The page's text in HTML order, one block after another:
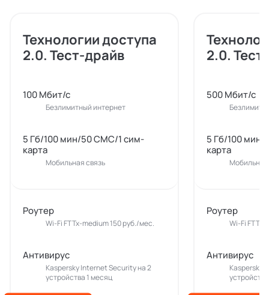
Технологии доступа
2.0. Тест-драйв
100 Мбит/с
Безлимитный интернет
5 Гб/100 мин/50 СМС/1 сим-
карта
Мобильная связь
Роутер
Wi-Fi FTTx-medium 150 руб./мес.
Антивирус
Kaspersky Internet Security на 2
устройства 1 месяц
2.0.
500 Мбит/с
5 Гб/100
карта
Мобильная
Роутер
Wi-Fi
Антивирус
Kaspersky